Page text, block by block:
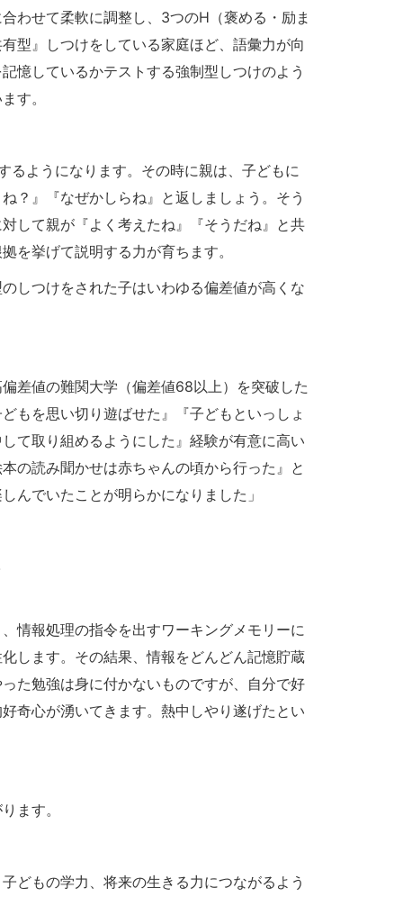
わせて柔軟に調整し、3つのH（褒める・励ま
型』しつけをしている家庭ほど、語彙力が向
憶しているかテストする強制型しつけのよう
す。
るようになります。その時に親は、子どもに
？』『なぜかしらね』と返しましょう。そう
して親が『よく考えたね』『そうだね』と共
を挙げて説明する力が育ちます。
しつけをされた子はいわゆる偏差値が高くな
差値の難関大学（偏差値68以上）を突破した
もを思い切り遊ばせた』『子どもといっしょ
て取り組めるようにした』経験が有意に高い
の読み聞かせは赤ちゃんの頃から行った』と
んでいたことが明らかになりました」
情報処理の指令を出すワーキングメモリーに
します。その結果、情報をどんどん記憶貯蔵
た勉強は身に付かないものですが、自分で好
奇心が湧いてきます。熱中しやり遂げたとい
ます。
どもの学力、将来の生きる力につながるよう